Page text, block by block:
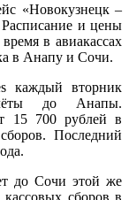
«Новокузнецк –
и цены
в авиакассах
в Анапу и Сочи.
каждый вторник
до Анапы.
15 700 рублей в
Последний
до Сочи этой же
сборов в